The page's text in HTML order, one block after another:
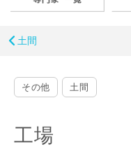
土間
その他 土間
工場